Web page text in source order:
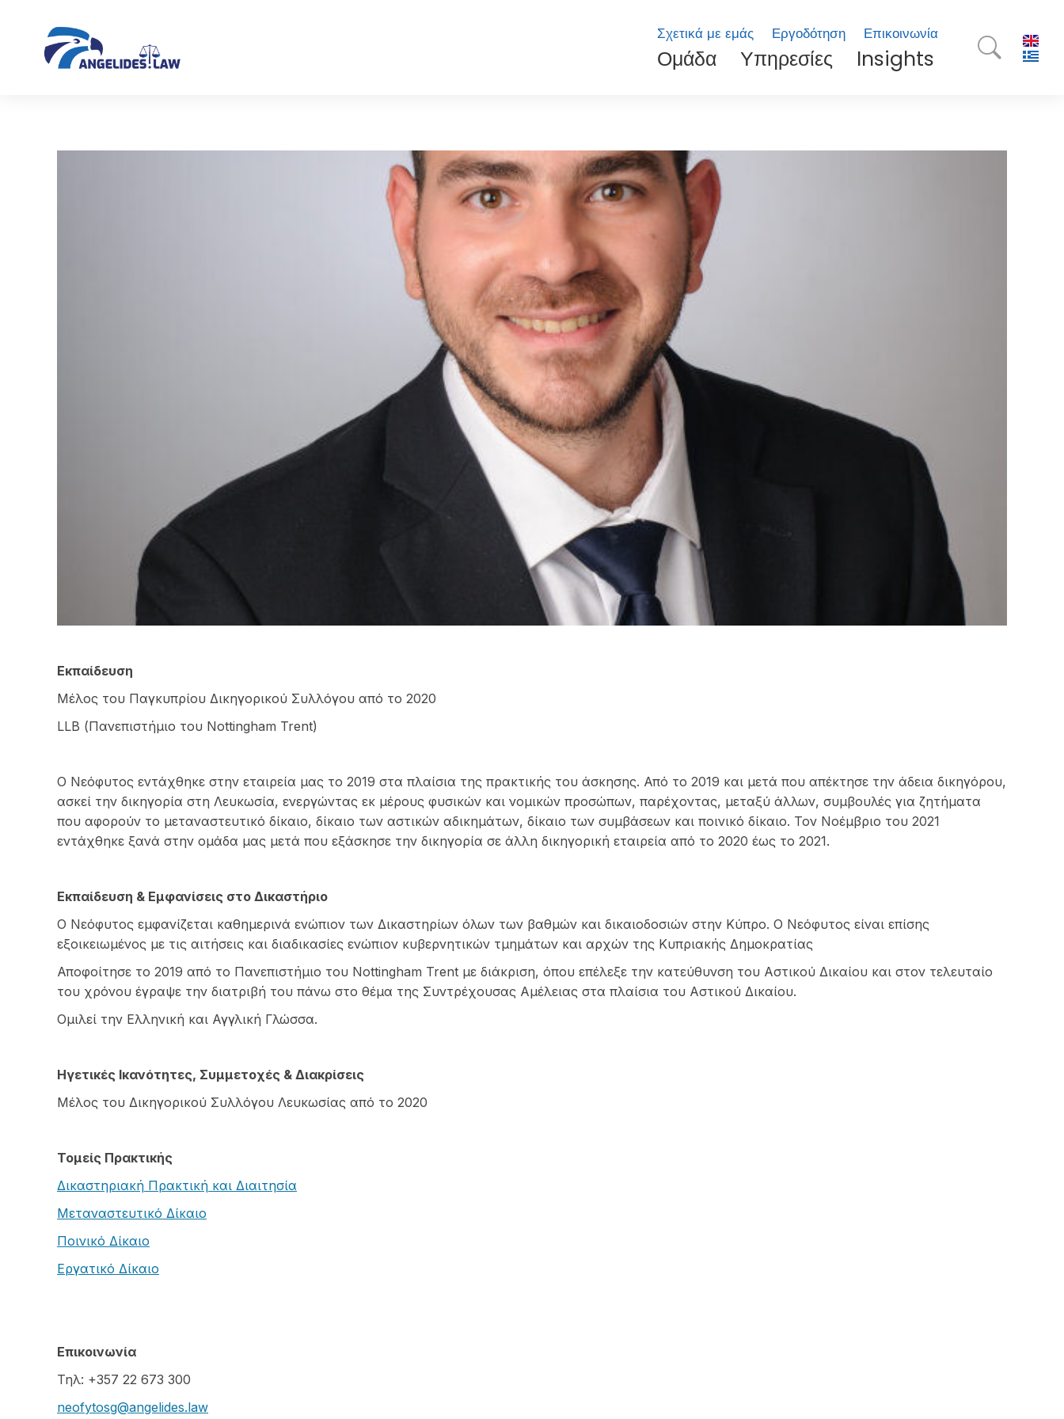
Σχετικά με εμάς Εργοδότηση Επικοινωνία
Ομάδα Υπηρεσίες Insights
Εκπαίδευση
Μέλος του Παγκυπρίου Δικηγορικού Συλλόγου από το 2020
LLB (Πανεπιστήμιο του Nottingham Trent)
Ο Νεόφυτος εντάχθηκε στην εταιρεία μας το 2019 στα πλαίσια της πρακτικής του άσκησης. Από το 2019 και μετά που απέκτησε την άδεια δικηγόρου,
ασκεί την δικηγορία στη Λευκωσία, ενεργώντας εκ μέρους φυσικών και νομικών προσώπων, παρέχοντας, μεταξύ άλλων, συμβουλές για ζητήματα
που αφορούν το μεταναστευτικό δίκαιο, δίκαιο των αστικών αδικημάτων, δίκαιο των συμβάσεων και ποινικό δίκαιο. Τον Νοέμβριο του 2021
εντάχθηκε ξανά στην ομάδα μας μετά που εξάσκησε την δικηγορία σε άλλη δικηγορική εταιρεία από το 2020 έως το 2021.
Εκπαίδευση & Εμφανίσεις στο Δικαστήριο
Ο Νεόφυτος εμφανίζεται καθημερινά ενώπιον των Δικαστηρίων όλων των βαθμών και δικαιοδοσιών στην Κύπρο. Ο Νεόφυτος είναι επίσης
εξοικειωμένος με τις αιτήσεις και διαδικασίες ενώπιον κυβερνητικών τμημάτων και αρχών της Κυπριακής Δημοκρατίας
Αποφοίτησε το 2019 από το Πανεπιστήμιο του Nottingham Trent με διάκριση, όπου επέλεξε την κατεύθυνση του Αστικού Δικαίου και στον τελευταίο
του χρόνου έγραψε την διατριβή του πάνω στο θέμα της Συντρέχουσας Αμέλειας στα πλαίσια του Αστικού Δικαίου.
Ομιλεί την Ελληνική και Αγγλική Γλώσσα.
Ηγετικές Ικανότητες, Συμμετοχές & Διακρίσεις
Μέλος του Δικηγορικού Συλλόγου Λευκωσίας από το 2020
Τομείς Πρακτικής
Δικαστηριακή Πρακτική και Διαιτησία
Μεταναστευτικό Δίκαιο
Ποινικό Δίκαιο
Εργατικό Δίκαιο
Επικοινωνία
Τηλ: +357 22 673 300
neofytosg@angelides.law